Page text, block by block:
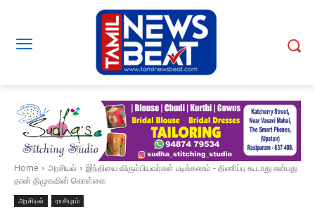
Home அரசியல்
இந்தியை விரும்பியவர்கள் படிக்கலாம் - திணிப்பு கூடாது என்பது
தான் திமுகவின் கொள்கை
அரசியல் ராசிபுரம்